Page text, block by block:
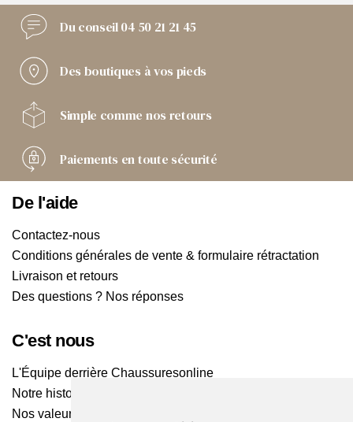
Du conseil04 50 21 21 45
Des boutiques à vos pieds
Simple comme nos retours
Paiements en toute sécurité
De l'aide
Contactez-nous
Conditions générales de vente & formulaire rétractation
Livraison et retours
Des questions ? Nos réponses
C'est nous
L'Équipe derrière Chaussuresonline
Notre histoire
Nos valeurs